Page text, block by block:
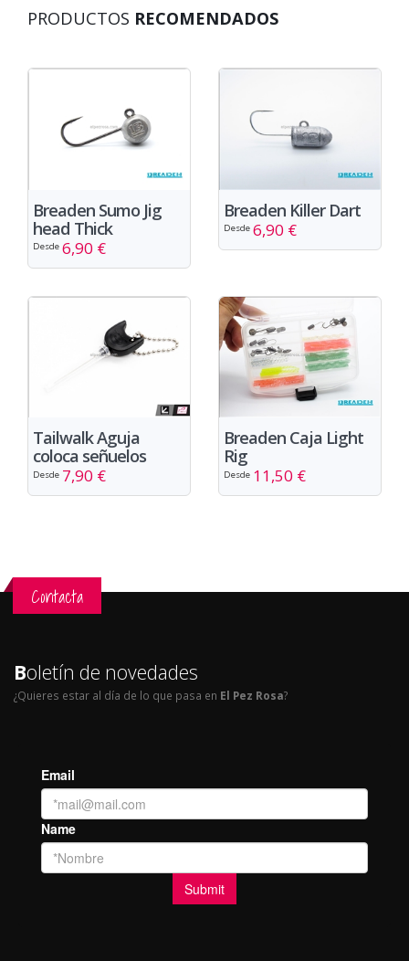
PRODUCTOS RECOMENDADOS
Breaden Sumo Jig
head Thick
Desde 6,90 €
Breaden Killer Dart
Desde 6,90 €
Tailwalk Aguja
coloca señuelos
Desde 7,90 €
Breaden Caja Light
Rig
Desde 11,50 €
Contacta
Boletín de novedades
¿Quieres estar al día de lo que pasa en El Pez Rosa?